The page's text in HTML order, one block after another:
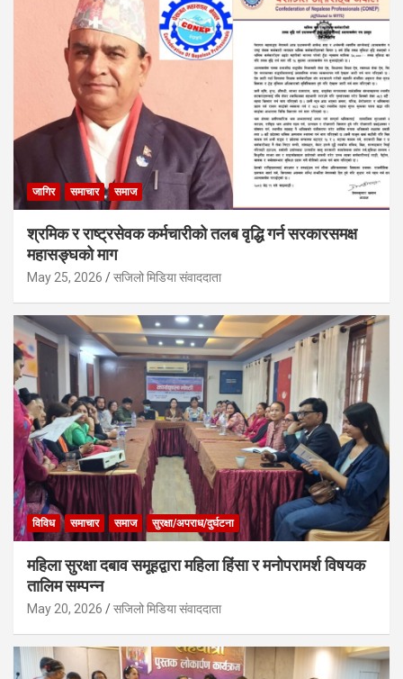
जागिर समाचार समाज
श्रमिक र राष्ट्रसेवक कर्मचारीको तलब वृद्धि गर्न सरकारसमक्ष
महासङ्घको माग
May 25, 2026 सजिलो मिडिया संवाददाता
विविध समाचार समाज सुरक्षा/अपराध/दुर्घटना
महिला सुरक्षा दबाव समूहद्वारा महिला हिंसा र मनोपरामर्श विषयक
तालिम सम्पन्न
May 20, 2026 सजिलो मिडिया संवाददाता